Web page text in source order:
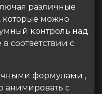
различные
можно
контроль над
соответствии с
формулами ,
анимировать с